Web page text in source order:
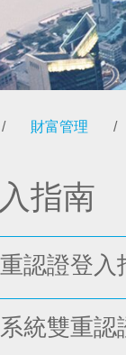
/ 財富管理 /
指南
認證登入
統雙重認